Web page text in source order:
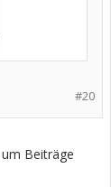
#20
Beiträge